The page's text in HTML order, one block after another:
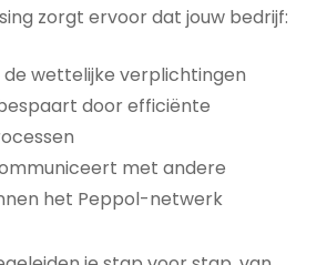
zorgt ervoor dat jouw bedrijf:
wettelijke verplichtingen
door efficiënte
met andere
het Peppol-netwerk